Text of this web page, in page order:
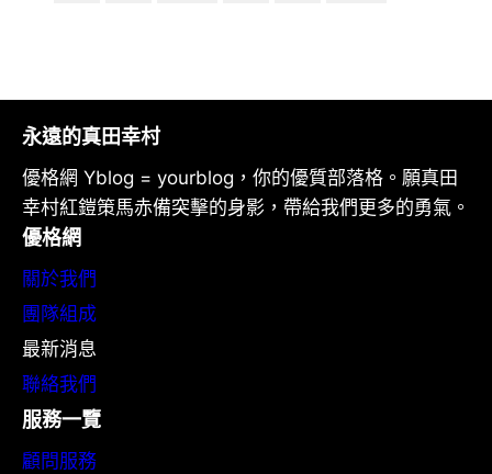
永遠的真田幸村
優格網 Yblog = yourblog，你的優質部落格。願真田
幸村紅鎧策馬赤備突擊的身影，帶給我們更多的勇氣。
優格網
關於我們
團隊組成
最新消息
聯絡我們
服務一覽
顧問服務